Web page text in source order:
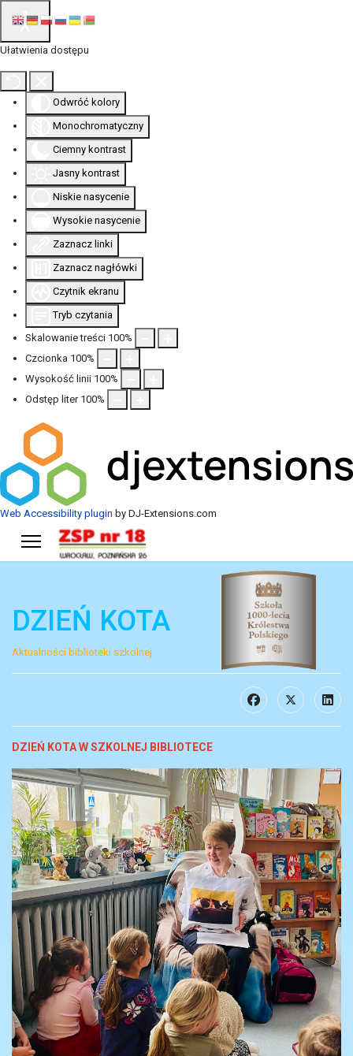
Ułatwienia dostępu
Odwróć kolory
Monochromatyczny
Ciemny kontrast
Jasny kontrast
Niskie nasycenie
Wysokie nasycenie
Zaznacz linki
Zaznacz nagłówki
Czytnik ekranu
Tryb czytania
Skalowanie treści 100%
Czcionka 100%
Wysokość linii 100%
Odstęp liter 100%
Web Accessibility plugin by DJ-Extensions.com
DZIEŃ KOTA
Aktualności biblioteki szkolnej
DZIEŃ KOTA W SZKOLNEJ BIBLIOTECE